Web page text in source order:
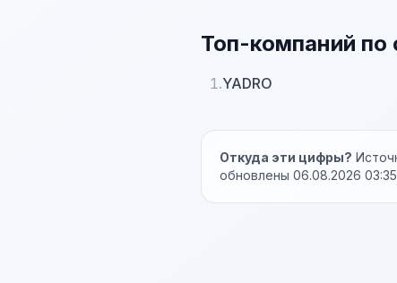
Топ-компаний по
1.YADRO
Откуда эти цифры?
обновлены 06.08.2026